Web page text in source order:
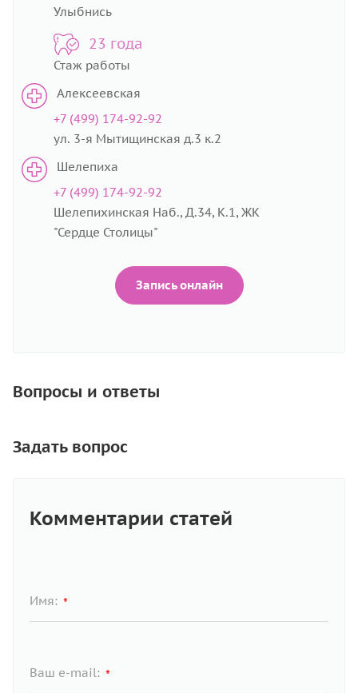
Улыбнись
23 года
Стаж работы
Алексеевская
+7 (499) 174-92-92
ул. 3-я Мытищинская д.3 к.2
Шелепиха
+7 (499) 174-92-92
Шелепихинская Наб., Д.34, К.1, ЖК
"Сердце Столицы"
Запись онлайн
Вопросы и ответы
Задать вопрос
Комментарии статей
Имя: *
Ваш e-mail: *